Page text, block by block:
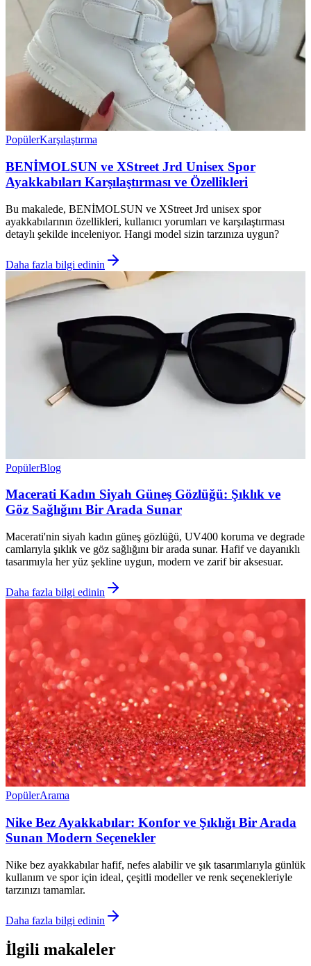
PopülerKarşılaştırma
BENİMOLSUN ve XStreet Jrd Unisex Spor
Ayakkabıları Karşılaştırması ve Özellikleri
Bu makalede, BENİMOLSUN ve XStreet Jrd unisex spor
ayakkabılarının özellikleri, kullanıcı yorumları ve karşılaştırması
detaylı şekilde inceleniyor. Hangi model sizin tarzınıza uygun?
Daha fazla bilgi edinin
PopülerBlog
Macerati Kadın Siyah Güneş Gözlüğü: Şıklık ve
Göz Sağlığını Bir Arada Sunar
Macerati'nin siyah kadın güneş gözlüğü, UV400 koruma ve degrade
camlarıyla şıklık ve göz sağlığını bir arada sunar. Hafif ve dayanıklı
tasarımıyla her yüz şekline uygun, modern ve zarif bir aksesuar.
Daha fazla bilgi edinin
PopülerArama
Nike Bez Ayakkabılar: Konfor ve Şıklığı Bir Arada
Sunan Modern Seçenekler
Nike bez ayakkabılar hafif, nefes alabilir ve şık tasarımlarıyla günlük
kullanım ve spor için ideal, çeşitli modeller ve renk seçenekleriyle
tarzınızı tamamlar.
Daha fazla bilgi edinin
İlgili makaleler